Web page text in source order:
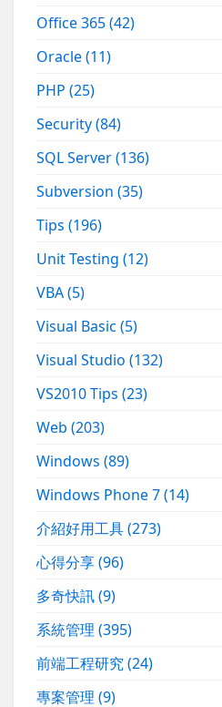
Office 365(42)
Oracle(11)
PHP(25)
Security(84)
SQL Server(136)
Subversion(35)
Tips(196)
Unit Testing(12)
VBA(5)
Visual Basic(5)
Visual Studio(132)
VS2010 Tips(23)
Web(203)
Windows(89)
Windows Phone 7(14)
介紹好用工具(273)
心得分享(96)
多奇快訊(9)
系統管理(395)
前端工程研究(24)
專案管理(9)